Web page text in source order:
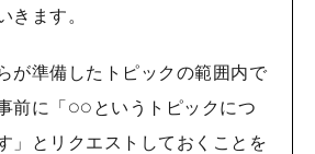
きます。
が準備したトピックの範囲内で
前に「○○というトピックにつ
」とリクエストしておくことを